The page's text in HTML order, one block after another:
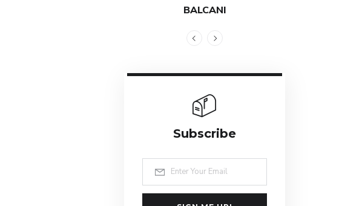
BALCANI
Subscribe